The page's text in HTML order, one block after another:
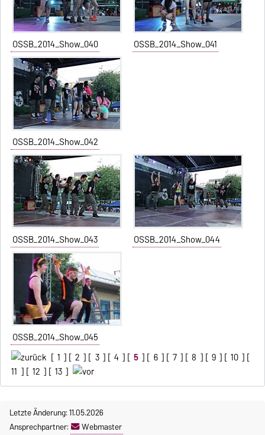
OSSB_2014_Show_040 OSSB_2014_Show_041
OSSB_2014_Show_042
OSSB_2014_Show_043 OSSB_2014_Show_044
OSSB_2014_Show_045
[ 1 ] [ 2 ] [ 3 ] [ 4 ] [ 5 ] [ 6 ] [ 7 ] [ 8 ] [ 9 ] [ 10 ] [
11 ] [ 12 ] [ 13 ]
Letzte Änderung: 11.05.2026
Ansprechpartner:
Webmaster